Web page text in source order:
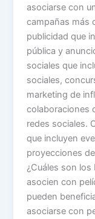
asociarse con
campañas más
publicidad que
pública y
sociales que
sociales,
marketing de
colaboraciones
redes sociales.
que incluyen
proyecciones
¿Cuáles son
asocien con
pueden
asociarse con